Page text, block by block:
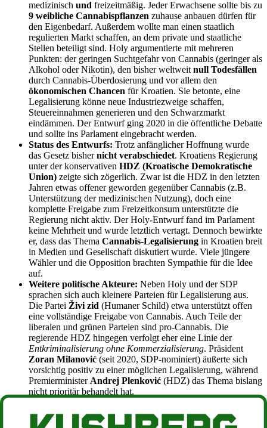
medizinisch und freizeitmäßig. Jeder Erwachsene sollte bis zu
9 weibliche Cannabispflanzen zuhause anbauen dürfen für
den Eigenbedar​f. Außerdem wollte man einen staatlich
regulierten Markt schaffen, an dem private und staatliche
Stellen beteiligt sin​d. Holy argumentierte mit mehreren
Punkten: der geringen Suchtgefahr von Cannabis (geringer als
Alkohol oder Nikotin), den bisher weltweit null Todesfällen
durch Cannabis-Überdosierun​g und vor allem den
ökonomischen Chancen für Kroatien. Sie betonte, eine
Legalisierung könne neue Industriezweige schaffen,
Steuereinnahmen generieren und den Schwarzmarkt
eindämme​n. Der Entwurf ging 2020 in die öffentliche Debatte
und sollte ins Parlament eingebracht werde​n.
Status des Entwurfs: Trotz anfänglicher Hoffnung wurde
das Gesetz bishernicht verabschiedet. Kroatiens Regierung
unter der konservativen HDZ (Kroatische Demokratische
Union) zeigte sich zögerlich. Zwar ist die HDZ in den letzten
Jahren etwas offener geworden gegenüber Cannabis (z.B.
Unterstützung der medizinischen Nutzung), doch eine
komplette Freigabe zum Freizeitkonsum unterstützte die
Regierung nicht aktiv. Der Holy-Entwurf fand im Parlament
keine Mehrheit und wurde letztlich vertagt. Dennoch bewirkte
er, dass das Thema Cannabis-Legalisierung in Kroatien breit
in Medien und Gesellschaft diskutiert wurde. Viele jüngere
Wähler und die Opposition brachten Sympathie für die Idee
auf.
Weitere politische Akteure: Neben Holy und der SDP
sprachen sich auch kleinere Parteien für Legalisierung aus.
Die Partei Živi zid (Humaner Schild) etwa unterstützt offen
eine vollständige Freigabe von Cannabi​s. Auch Teile der
liberalen und grünen Parteien sind pro-Cannabis. Die
regierende HDZ hingegen verfolgt eher eine Linie der
Entkriminalisierung ohne Kommerzialisierung. Präsident
Zoran Milanović (seit 2020, SDP-nominiert) äußerte sich
vorsichtig positiv zu einer möglichen Legalisierung, während
Premierminister Andrej Plenković (HDZ) das Thema bislang
nicht prioritär behandelt hat.
Umfragen in den letzten Jahren zeigen
ein
Wandelin der Bevölkerung. War vor 10 Jahren eine klare
Mehrheit der Kroaten gegen legales Cannabis, sind die Lager